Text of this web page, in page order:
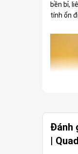
bền bỉ,
tính ổn
Đánh
|